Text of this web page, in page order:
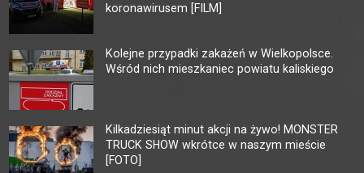
koronawirusem [FILM]
Kolejne przypadki zakażeń w Wielkopolsce.
Wśród nich mieszkaniec powiatu kaliskiego
Kilkadziesiąt minut akcji na żywo! MONSTER
TRUCK SHOW wkrótce w naszym mieście
[FOTO]